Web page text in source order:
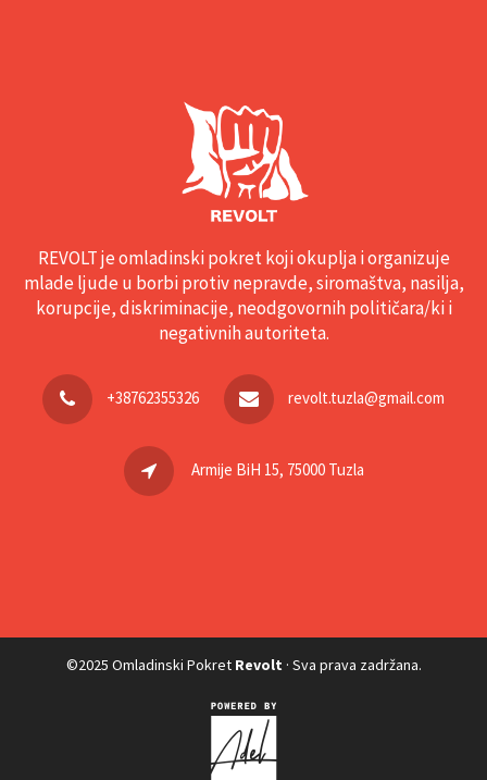
REVOLT je omladinski pokret koji okuplja i organizuje
mlade ljude u borbi protiv nepravde, siromaštva, nasilja,
korupcije, diskriminacije, neodgovornih političara/ki i
negativnih autoriteta.
+38762355326 revolt.tuzla@gmail.com
Armije BiH 15, 75000 Tuzla
©2025 Omladinski Pokret Revolt · Sva prava zadržana.